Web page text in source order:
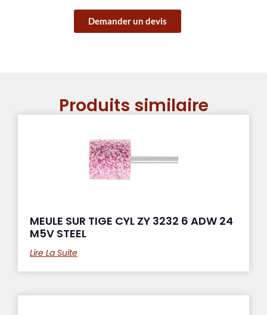
Demander un devis
Produits similaire
MEULE SUR TIGE CYL ZY 3232 6 ADW 24
M5V STEEL
Lire La Suite